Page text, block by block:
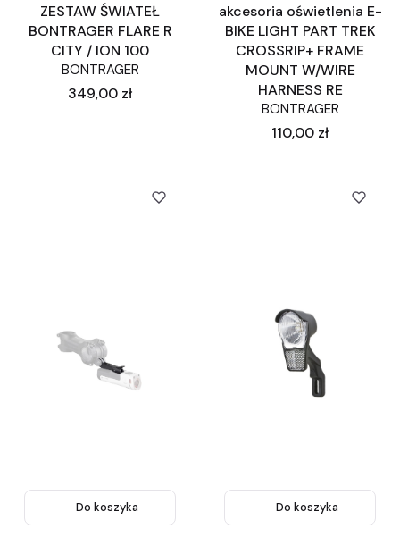
ZESTAW ŚWIATEŁ
BONTRAGER FLARE R
CITY / ION 100
BONTRAGER
Cena
349,00 zł
akcesoria oświetlenia E-
BIKE LIGHT PART TREK
CROSSRIP+ FRAME
MOUNT W/WIRE
HARNESS RE
BONTRAGER
Cena
110,00 zł
Do koszyka Do koszyka